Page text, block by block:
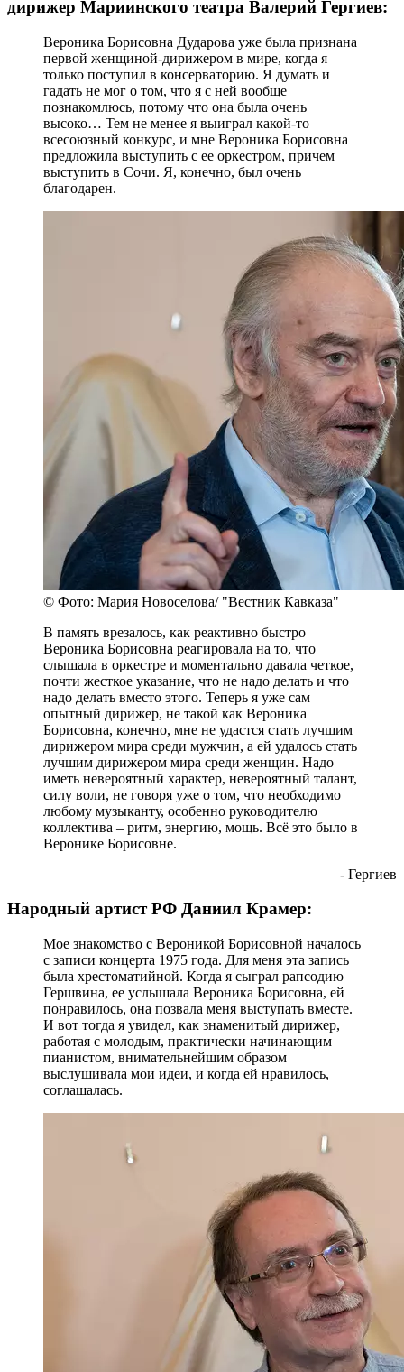
дирижер Мариинского театра Валерий Гергиев:
Вероника Борисовна Дударова уже была признана
первой женщиной-дирижером в мире, когда я
только поступил в консерваторию. Я думать и
гадать не мог о том, что я с ней вообще
познакомлюсь, потому что она была очень
высоко… Тем не менее я выиграл какой-то
всесоюзный конкурс, и мне Вероника Борисовна
предложила выступить с ее оркестром, причем
выступить в Сочи. Я, конечно, был очень
благодарен.
© Фото: Мария Новоселова/ "Вестник Кавказа"
В память врезалось, как реактивно быстро
Вероника Борисовна реагировала на то, что
слышала в оркестре и моментально давала четкое,
почти жесткое указание, что не надо делать и что
надо делать вместо этого. Теперь я уже сам
опытный дирижер, не такой как Вероника
Борисовна, конечно, мне не удастся стать лучшим
дирижером мира среди мужчин, а ей удалось стать
лучшим дирижером мира среди женщин. Надо
иметь невероятный характер, невероятный талант,
силу воли, не говоря уже о том, что необходимо
любому музыканту, особенно руководителю
коллектива – ритм, энергию, мощь. Всё это было в
Веронике Борисовне.
- Гергиев
Народный артист РФ Даниил Крамер:
Мое знакомство с Вероникой Борисовной началось
с записи концерта 1975 года. Для меня эта запись
была хрестоматийной. Когда я сыграл рапсодию
Гершвина, ее услышала Вероника Борисовна, ей
понравилось, она позвала меня выступать вместе.
И вот тогда я увидел, как знаменитый дирижер,
работая с молодым, практически начинающим
пианистом, внимательнейшим образом
выслушивала мои идеи, и когда ей нравилось,
соглашалась.